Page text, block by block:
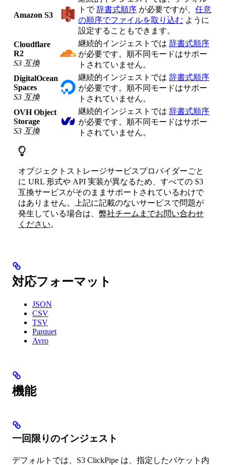
Amazon S3
トで辞書式順序 が必要ですが、 任意
の順序でファイルを取り込む ように
設定することもできます。
Cloudflare
R2
S3 互換
継続的インジェストでは 辞書式順序
が必要です。順不同モードはサポー
トされていません。
DigitalOcean
Spaces
S3 互換
継続的インジェストでは 辞書式順序
が必要です。順不同モードはサポー
トされていません。
OVH Object
Storage
S3 互換
継続的インジェストでは 辞書式順序
が必要です。順不同モードはサポー
トされていません。
オブジェクトストレージサービスプロバイダーごと
に URL 形式や API 実装が異なるため、すべての S3
互換サービスがそのままサポートされているわけで
はありません。上記に記載のないサービスで問題が
発生している場合は、 弊社チームまでお問い合わせ
ください。
対応フォーマット
JSON
CSV
TSV
Parquet
Avro
機能
一回限りのインジェスト
デフォルトでは、S3 ClickPipe は、指定したバケット内